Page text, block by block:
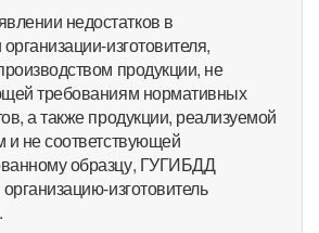
недостатков в
изготовителя,
продукции, не
требованиям нормативных
а также продукции, реализуемой
и не соответствующей
образцу, ГУГИБДД
изготовитель